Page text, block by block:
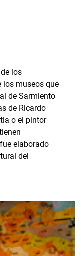
los
los museos que
de Sarmiento
de Ricardo
o el pintor
elaborado
del